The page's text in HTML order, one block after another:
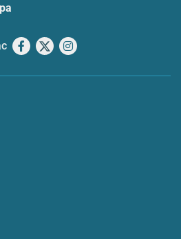
Facebook
X Instagram